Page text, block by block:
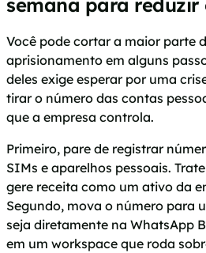
Você pode cortar a maior parte
aprisionamento em alguns
deles exige esperar por uma
tirar o número das contas
que a empresa controla.
Primeiro, pare de registrar
SIMs e aparelhos pessoais.
gere receita como um ativo da
Segundo, mova o número para
seja diretamente na WhatsApp
em um workspace que roda